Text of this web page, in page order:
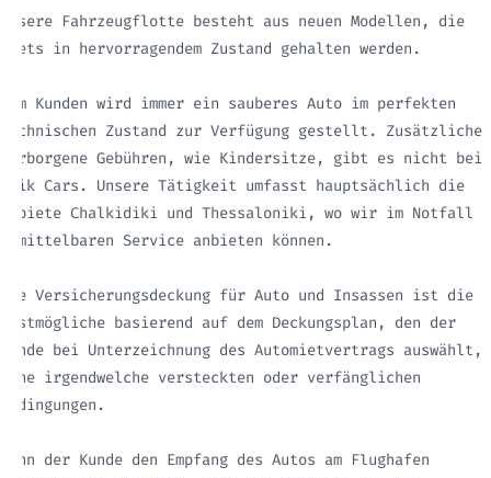
Unsere Fahrzeugflotte besteht aus neuen Modellen, die
stets in hervorragendem Zustand gehalten werden.
Dem Kunden wird immer ein sauberes Auto im perfekten
technischen Zustand zur Verfügung gestellt. Zusätzliche
verborgene Gebühren, wie Kindersitze, gibt es nicht bei
Maik Cars. Unsere Tätigkeit umfasst hauptsächlich die
Gebiete Chalkidiki und Thessaloniki, wo wir im Notfall
unmittelbaren Service anbieten können.
Die Versicherungsdeckung für Auto und Insassen ist die
bestmögliche basierend auf dem Deckungsplan, den der
Kunde bei Unterzeichnung des Automietvertrags auswählt,
ohne irgendwelche versteckten oder verfänglichen
Bedingungen.
Wenn der Kunde den Empfang des Autos am Flughafen